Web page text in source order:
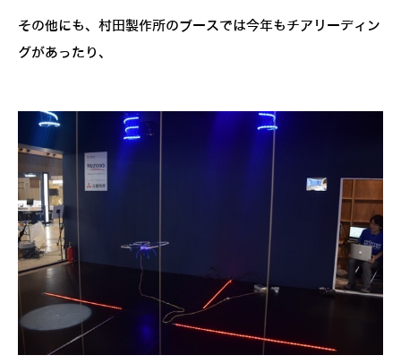
その他にも、村田製作所のブースでは今年もチアリーディン
グがあったり、